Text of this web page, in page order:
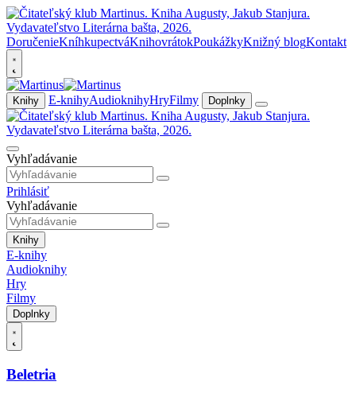
DoručenieKníhkupectváKnihovrátokPoukážkyKnižný blogKontakt
Knihy E-knihyAudioknihyHryFilmy Doplnky
Vyhľadávanie
Prihlásiť
Vyhľadávanie
Knihy
E-knihy
Audioknihy
Hry
Filmy
Doplnky
Beletria